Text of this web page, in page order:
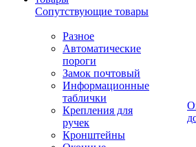
Сопутствующие товары
Разное
Автоматические
пороги
Замок почтовый
Информационные
таблички
Крепления для
ручек
Кронштейны